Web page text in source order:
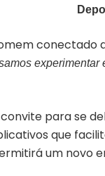
experimentar
para se
que
um novo